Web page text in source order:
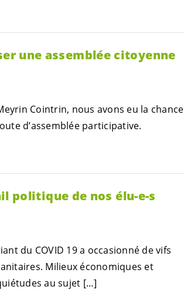
une assemblée citoyenne
Cointrin, nous avons eu la chance
d’assemblée participative.
politique de nosélu-e-s
du COVID 19 a occasionné de vifs
Milieux économiques et
au sujet […]